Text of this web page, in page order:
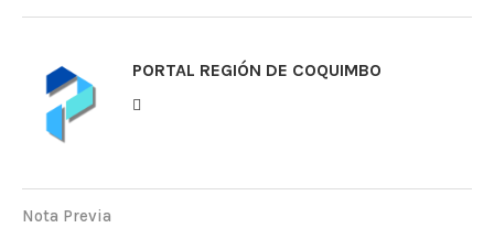
PORTAL REGIÓN DE COQUIMBO
Nota Previa